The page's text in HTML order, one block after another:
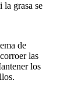
la grasa se
de
las
los